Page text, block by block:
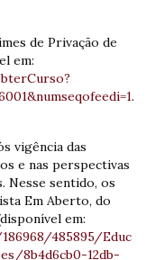
de Privação de
em:
.
vigência das
e nas perspectivas
Nesse sentido, os
Em Aberto, do
em:
485895/Educ
8b4d6cb0-12db-